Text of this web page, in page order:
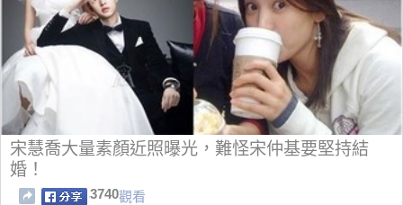
宋慧喬大量素顏近照曝光，難怪宋仲基要堅持結
婚！
3740觀看